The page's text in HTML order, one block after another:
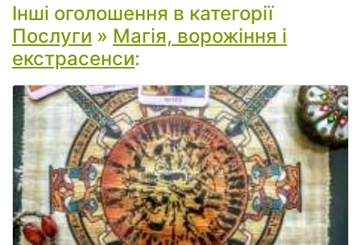
Інші оголошення в категорії
Послуги » Магія, ворожіння і
екстрасенси: